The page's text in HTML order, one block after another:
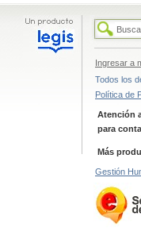
Ingresar a
Todos los
Política de
Atención
para
Más
Gestión